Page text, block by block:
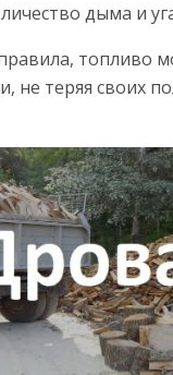
дыма и
топливо
не теряя своих